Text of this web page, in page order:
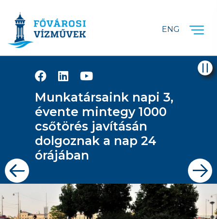
ENG
Munkatársaink napi 3,
évente mintegy 1000
csőtörés javításán
dolgoznak a nap 24
órájában